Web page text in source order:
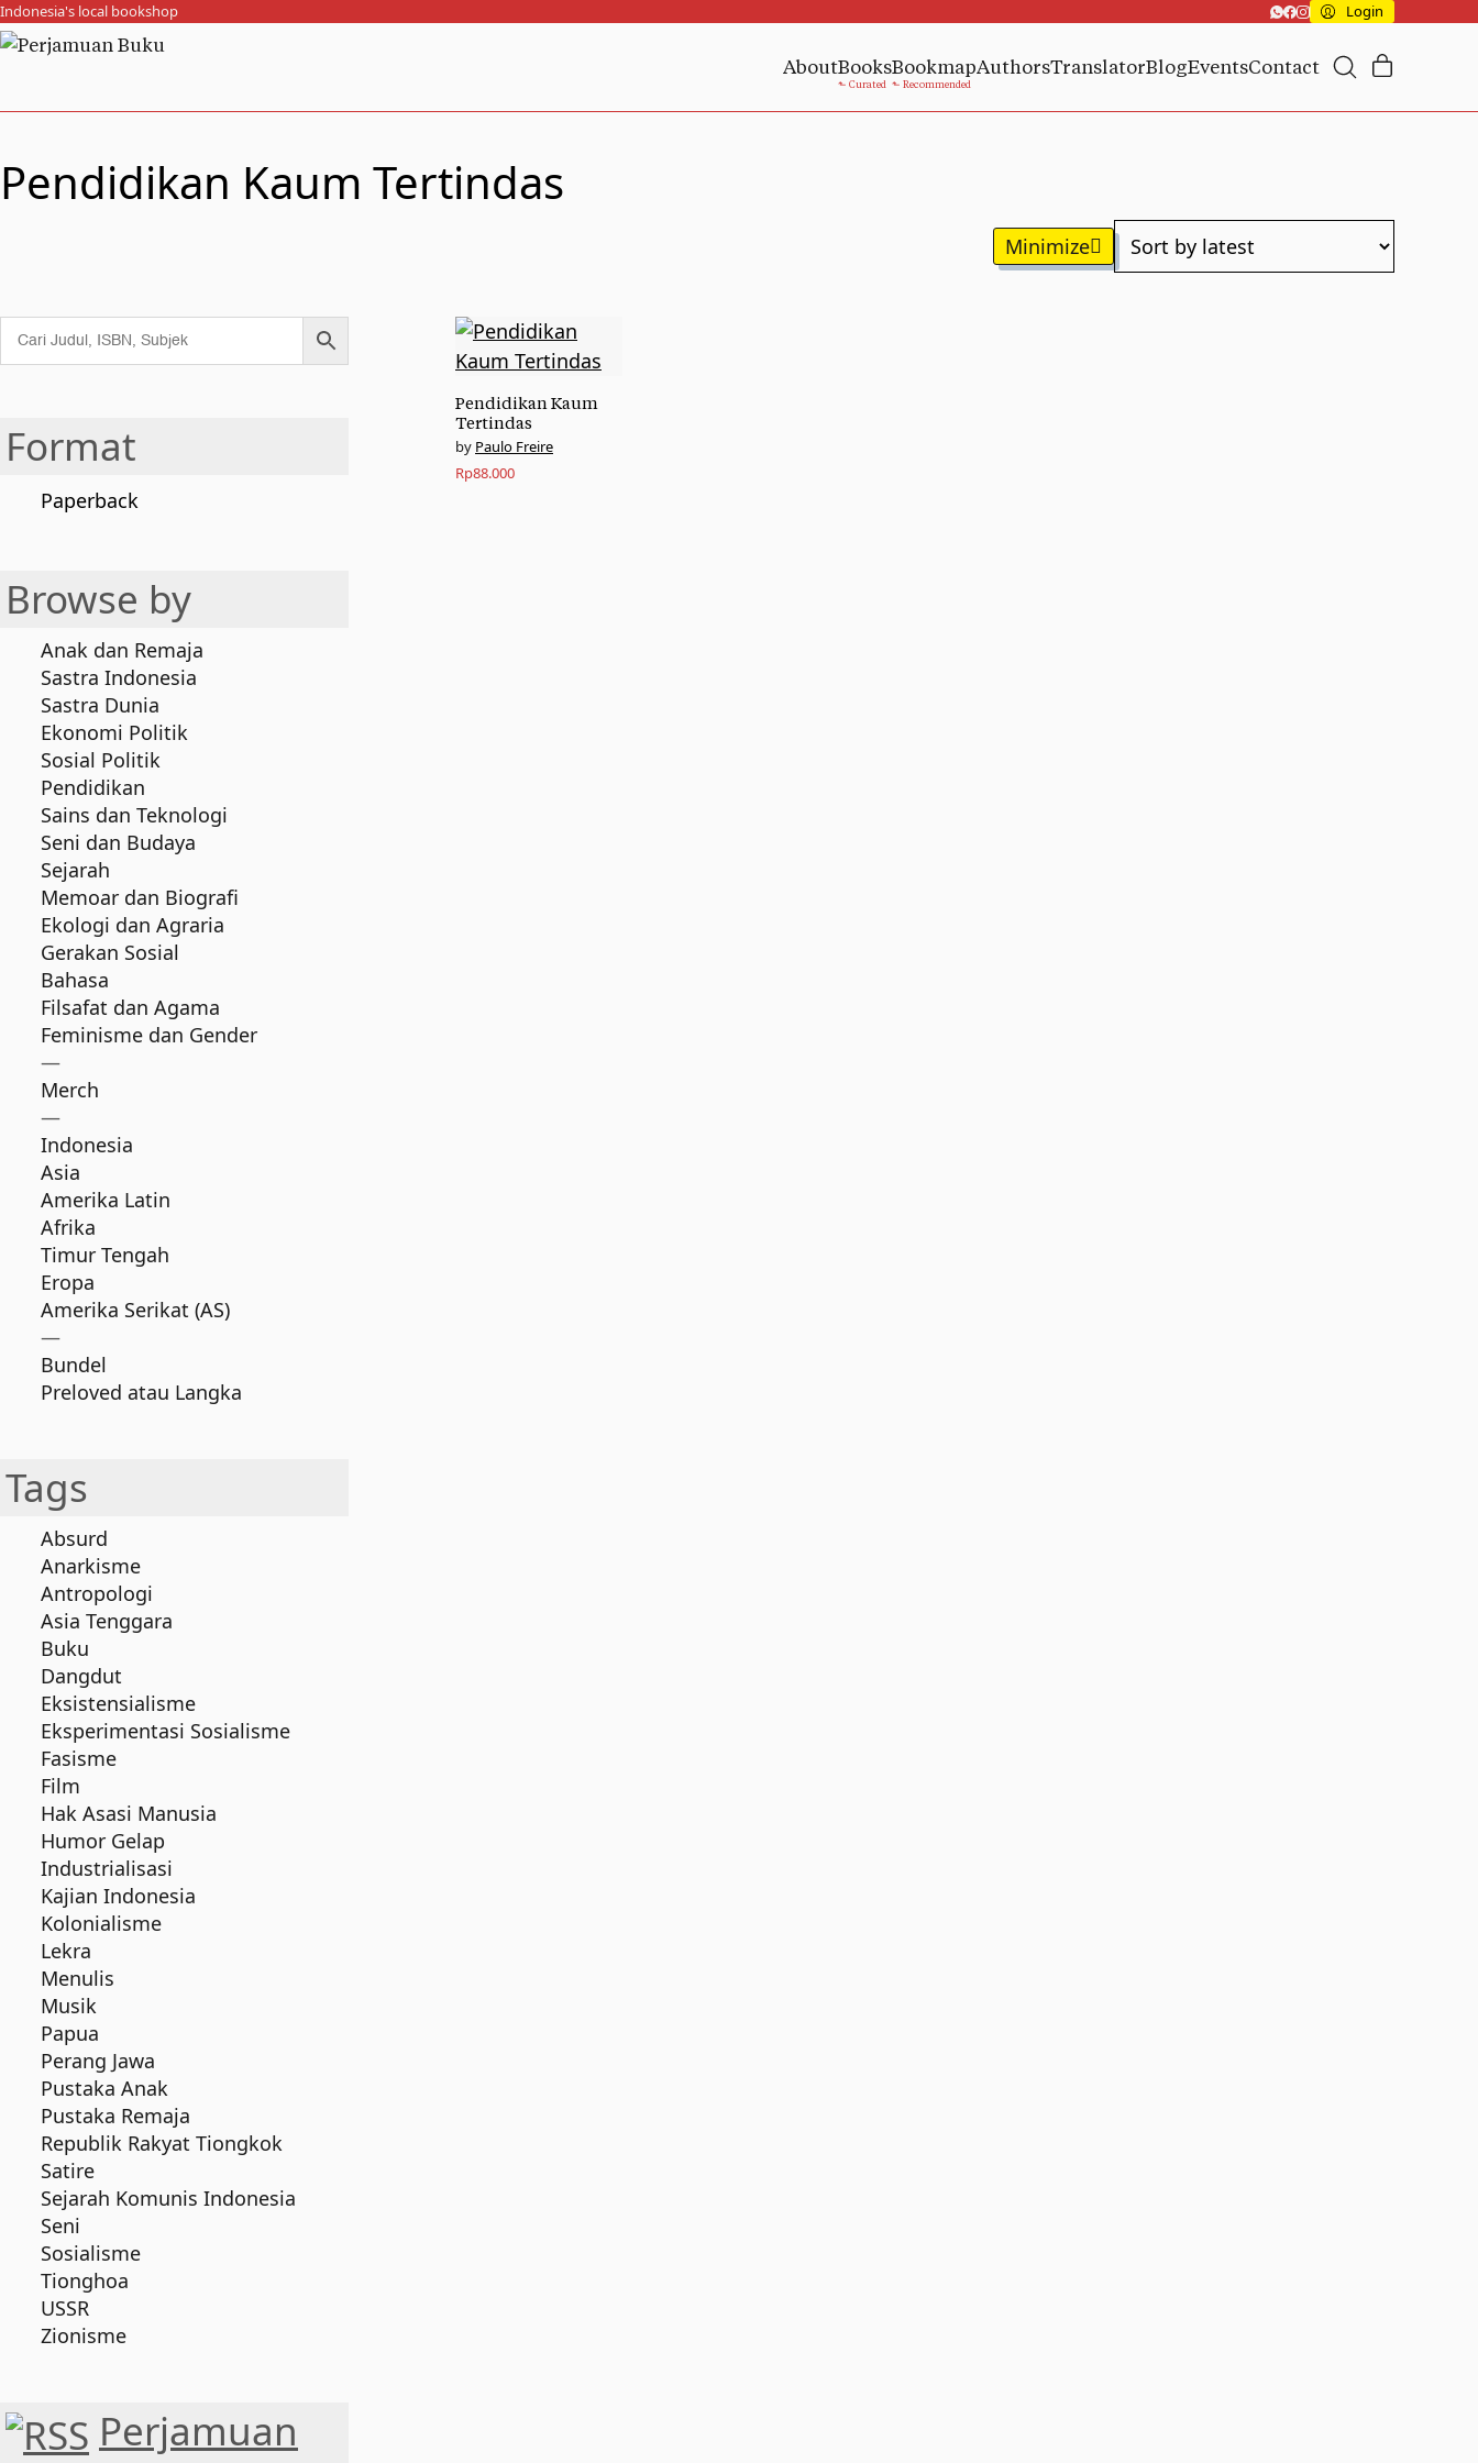
Indonesia's local bookshop Login
AboutBooksBookmapAuthorsTranslatorBlogEventsContact
Pendidikan Kaum Tertindas
Pendidikan Kaum
Tertindas
Paulo Freire
Rp88.000
Format
Paperback
Browse by
Anak dan Remaja
Sastra Indonesia
Sastra Dunia
Ekonomi Politik
Sosial Politik
Pendidikan
Sains dan Teknologi
Seni dan Budaya
Sejarah
Memoar dan Biografi
Ekologi dan Agraria
Gerakan Sosial
Bahasa
Filsafat dan Agama
Feminisme dan Gender
—
Merch
—
Indonesia
Asia
Amerika Latin
Afrika
Timur Tengah
Eropa
Amerika Serikat (AS)
—
Bundel
Preloved atau Langka
Tags
Absurd
Anarkisme
Antropologi
Asia Tenggara
Buku
Dangdut
Eksistensialisme
Eksperimentasi Sosialisme
Fasisme
Film
Hak Asasi Manusia
Humor Gelap
Industrialisasi
Kajian Indonesia
Kolonialisme
Lekra
Menulis
Musik
Papua
Perang Jawa
Pustaka Anak
Pustaka Remaja
Republik Rakyat Tiongkok
Satire
Sejarah Komunis Indonesia
Seni
Sosialisme
Tionghoa
USSR
Zionisme
Perjamuan